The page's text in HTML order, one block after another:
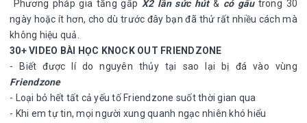
Phương pháp gia tăng gấp X2 lần sức hút& có gấu trong 30
ngày hoặc ít hơn, cho dù trước đây bạn đã thử rất nhiều cách mà
không hiệu quả.
30+ VIDEO BÀI HỌC KNOCK OUT FRIENDZONE
- Biết được lí do nguyên thủy tại sao lại bị đá vào vùng
Friendzone
- Loại bỏ hết tất cả yếu tố Friendzone suốt thời gian qua
- Khi em tự tin, mọi người xung quanh ngạc nhiên khó hiểu